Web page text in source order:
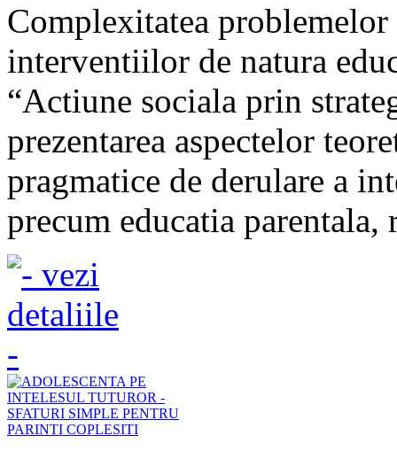
Complexitatea problemelor
interventiilor de natura
“Actiune sociala prin
prezentarea aspectelor
pragmatice de derulare a
precum educatia parentala,